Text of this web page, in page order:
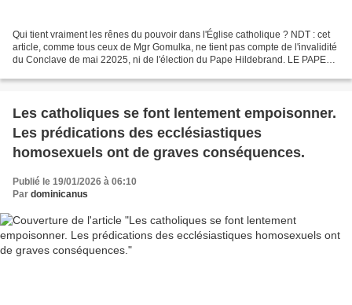
Qui tient vraiment les rênes du pouvoir dans l'Église catholique ? NDT : cet
article, comme tous ceux de Mgr Gomulka, ne tient pas compte de l'invalidité
du Conclave de mai 22025, ni de l'élection du Pape Hildebrand. LE PAPE
Les catholiques se font lentement empoisonner.
Les prédications des ecclésiastiques
homosexuels ont de graves conséquences.
Publié le 19/01/2026 à 06:10
Par dominicanus